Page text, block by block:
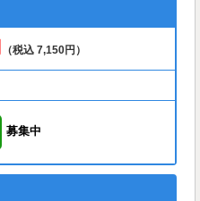
（税込 7,150円）
募集中